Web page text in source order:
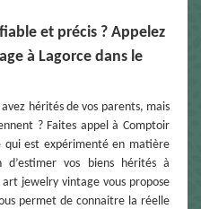
et précis ? Appelez
à Lagorce dans le
avez hérités de vos parents, mais
? Faites appel à Comptoir
est expérimenté en matière
d’estimer vos biens hérités à
jewelry vintage vous propose
permet de connaitre la réelle